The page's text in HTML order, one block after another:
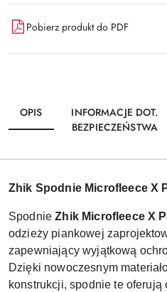
Pobierz produkt do PDF
OPIS
INFORMACJE DOT.
BEZPIECZEŃSTWA
Zhik Spodnie Microfleece X
SpodnieZhik Microfleece X
odzieży piankowej
zapewniający wyjątkową
Dzięki nowoczesnym
konstrukcji, spodnie te